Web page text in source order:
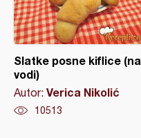
Slatke posne kiflice (na
vodi)
Autor: Verica Nikolić
10513